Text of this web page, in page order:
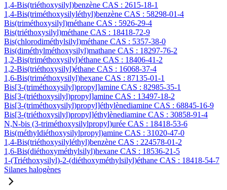
1,4-Bis(triéthoxysilyl)benzène CAS : 2615-18-1
1,4-Bis(triméthoxysilyléthyl)benzène CAS : 58298-01-4
Bis(triméthoxysilyl)méthane CAS : 5926-29-4
Bis(triéthoxysilyl)méthane CAS : 18418-72-9
Bis(chlorodiméthylsilyl)méthane CAS : 5357-38-0
Bis(diméthylméthoxysilyl)mathane CAS : 18297-76-2
1,2-Bis(triméthoxysilyl)éthane CAS : 18406-41-2
1,2-Bis(triéthoxysilyl)éthane CAS : 16068-37-4
1,6-Bis(triméthoxysilyl)hexane CAS : 87135-01-1
Bis[3-(triméthoxysilyl)propyl]amine CAS : 82985-35-1
Bis[3-(triéthoxysilyl)propyl]amine CAS : 13497-18-2
Bis[3-(triméthoxysilyl)propyl]éthylènediamine CAS : 68845-16-9
Bis[3-(triéthoxysilyl)propyl]éthylènediamine CAS : 30858-91-4
N,N-bis (3-triméthoxysilylpropyl)urée CAS : 18418-53-6
Bis(méthyldiéthoxysilylpropyl)amine CAS : 31020-47-0
1,4-Bis(triéthoxysilyléthyl)benzène CAS : 224578-01-2
1,6-Bis(diéthoxyméthylsilyl)hexane CAS : 18536-21-5
1-(Triéthoxysilyl)-2-(diéthoxyméthylsilyl)éthane CAS : 18418-54-7
Silanes halogènes